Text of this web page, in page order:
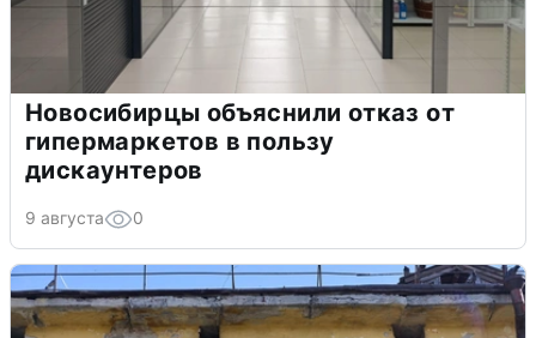
Новосибирцы объяснили отказ от
гипермаркетов в пользу
дискаунтеров
9 августа 0